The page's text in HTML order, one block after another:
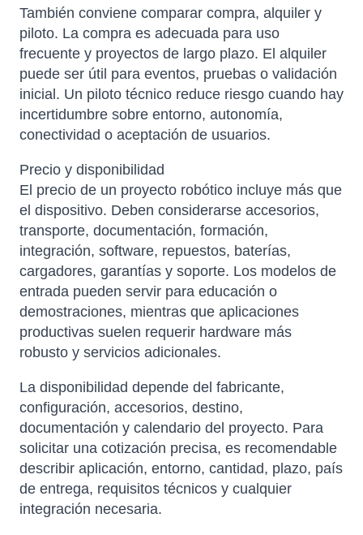
También conviene comparar compra, alquiler y
piloto. La compra es adecuada para uso
frecuente y proyectos de largo plazo. El alquiler
puede ser útil para eventos, pruebas o validación
inicial. Un piloto técnico reduce riesgo cuando hay
incertidumbre sobre entorno, autonomía,
conectividad o aceptación de usuarios.
Precio y disponibilidad
El precio de un proyecto robótico incluye más que
el dispositivo. Deben considerarse accesorios,
transporte, documentación, formación,
integración, software, repuestos, baterías,
cargadores, garantías y soporte. Los modelos de
entrada pueden servir para educación o
demostraciones, mientras que aplicaciones
productivas suelen requerir hardware más
robusto y servicios adicionales.
La disponibilidad depende del fabricante,
configuración, accesorios, destino,
documentación y calendario del proyecto. Para
solicitar una cotización precisa, es recomendable
describir aplicación, entorno, cantidad, plazo, país
de entrega, requisitos técnicos y cualquier
integración necesaria.